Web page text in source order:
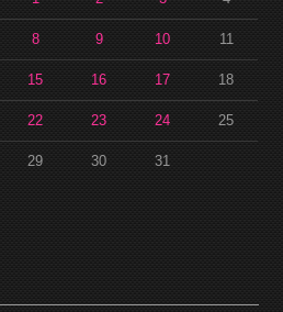
8 9 10 11
15 16 17 18
22 23 24 25
29 30 31